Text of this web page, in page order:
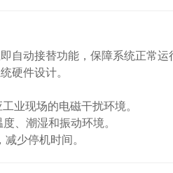
自动接替功能，保障系统正常运
硬件设计。
业现场的电磁干扰环境。
、潮湿和振动环境。
少停机时间。